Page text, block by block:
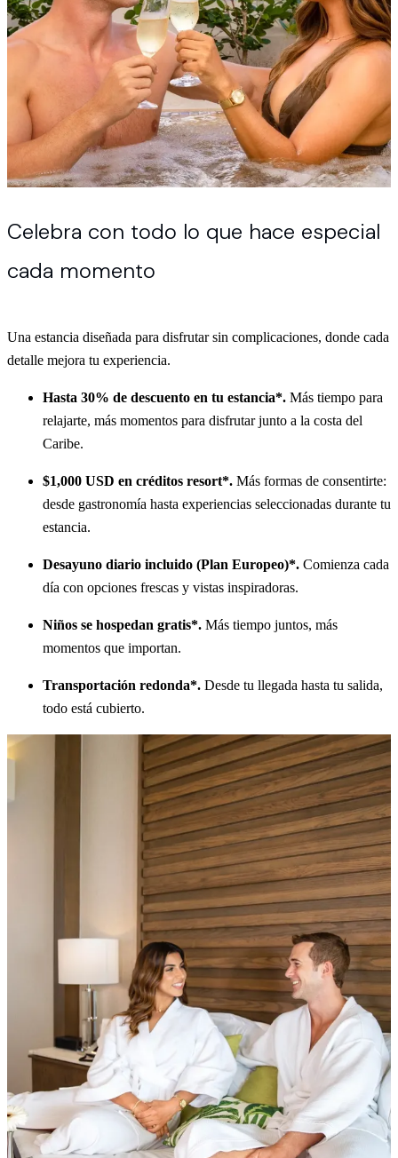
Celebra con todo lo que hace especial
cada momento
Una estancia diseñada para disfrutar sin complicaciones, donde cada
detalle mejora tu experiencia.
Hasta 30% de descuento en tu estancia*. Más tiempo para
relajarte, más momentos para disfrutar junto a la costa del
Caribe.
$1,000 USD en créditos resort*. Más formas de consentirte:
desde gastronomía hasta experiencias seleccionadas durante tu
estancia.
Desayuno diario incluido (Plan Europeo)*. Comienza cada
día con opciones frescas y vistas inspiradoras.
Niños se hospedan gratis*. Más tiempo juntos, más
momentos que importan.
Transportación redonda*. Desde tu llegada hasta tu salida,
todo está cubierto.